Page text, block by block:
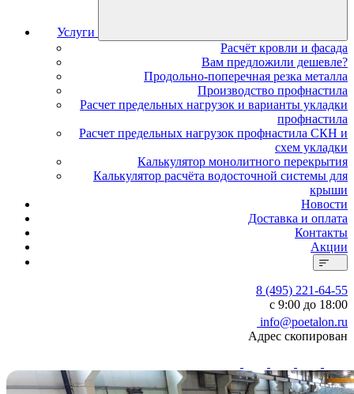
Услуги
Расчёт кровли и фасада
Вам предложили дешевле?
Продольно-поперечная резка металла
Производство профнастила
Расчет предельных нагрузок и варианты укладки
профнастила
Расчет предельных нагрузок профнастила СКН и
схем укладки
Калькулятор монолитного перекрытия
Калькулятор расчёта водосточной системы для
крыши
Новости
Доставка и оплата
Контакты
Акции
8 (495) 221-64-55
с 9:00 до 18:00
info@poetalon.ru
Адрес скопирован